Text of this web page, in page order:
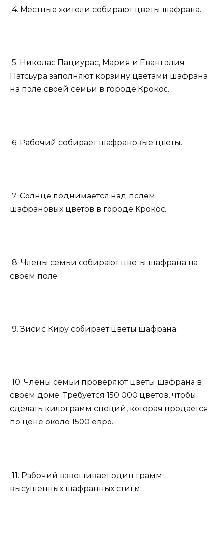
4. Местные жители собирают цветы шафрана.
5. Николас Пациурас, Мария и Евангелия
Патсьура заполняют корзину цветами шафрана
на поле своей семьи в городе Крокос.
6. Рабочий собирает шафрановые цветы.
7. Солнце поднимается над полем
шафрановых цветов в городе Крокос.
8. Члены семьи собирают цветы шафрана на
своем поле.
9. Зисис Киру собирает цветы шафрана.
10. Члены семьи проверяют цветы шафрана в
своем доме. Требуется 150 000 цветов, чтобы
сделать килограмм специй, которая продается
по цене около 1500 евро.
11. Рабочий взвешивает один грамм
высушенных шафранных стигм.